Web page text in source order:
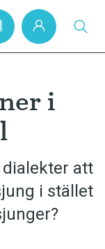
i
att
i stället